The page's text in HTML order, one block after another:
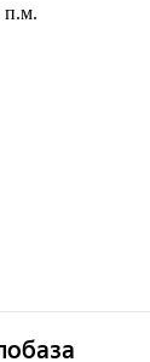
п.м.